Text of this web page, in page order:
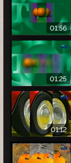
01:56
01:25
01:12